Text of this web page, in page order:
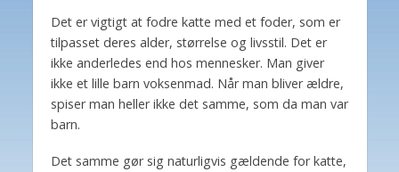
Det er vigtigt at fodre katte med et foder, som er
tilpasset deres alder, størrelse og livsstil. Det er
ikke anderledes end hos mennesker. Man giver
ikke et lille barn voksenmad. Når man bliver ældre,
spiser man heller ikke det samme, som da man var
barn.
Det samme gør sig naturligvis gældende for katte,